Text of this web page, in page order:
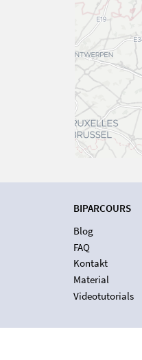
BIPARCOURS
Blog
FAQ
Kontakt
Material
Videotutorials